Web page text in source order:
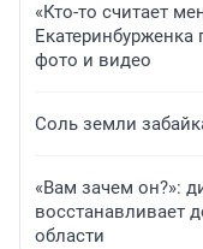
«Кто-то считает
фото и видео
Соль земли
«Вам зачем он?»:
восстанавливает
области